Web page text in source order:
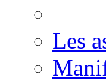
Les